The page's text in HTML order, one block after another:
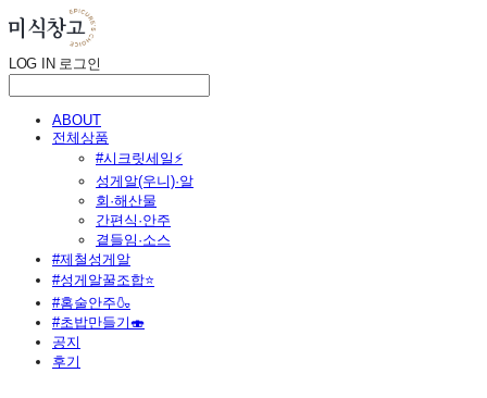
LOG IN 로그인
ABOUT
전체상품
#시크릿세일⚡
성게알(우니)·알
회·해산물
간편식·안주
곁들임·소스
#제철성게알
#성게알꿀조합⭐
#홈술안주🍶
#초밥만들기🍣
공지
후기